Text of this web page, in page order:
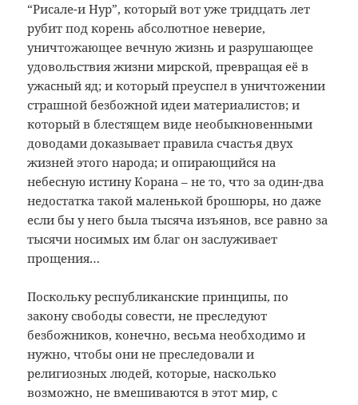
“Рисале-и Нур”, который вот уже тридцать лет
рубит под корень абсолютное неверие,
уничтожающее вечную жизнь и разрушающее
удовольствия жизни мирской, превращая её в
ужасный яд; и который преуспел в уничтожении
страшной безбожной идеи материалистов; и
который в блестящем виде необыкновенными
доводами доказывает правила счастья двух
жизней этого народа; и опирающийся на
небесную истину Корана – не то, что за один-два
недостатка такой маленькой брошюры, но даже
если бы у него была тысяча изъянов, все равно за
тысячи носимых им благ он заслуживает
прощения…
Поскольку республиканские принципы, по
закону свободы совести, не преследуют
безбожников, конечно, весьма необходимо и
нужно, чтобы они не преследовали и
религиозных людей, которые, насколько
возможно, не вмешиваются в этот мир, с